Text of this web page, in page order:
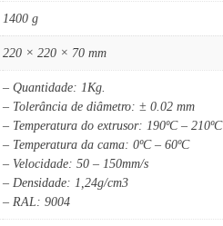
1400 g
220 × 220 × 70 mm
– Quantidade: 1Kg.
– Tolerância de diâmetro: ± 0.02 mm
– Temperatura do extrusor: 190ºC – 210ºC
– Temperatura da cama: 0ºC – 60ºC
– Velocidade: 50 – 150mm/s
– Densidade: 1,24g/cm3
– RAL: 9004